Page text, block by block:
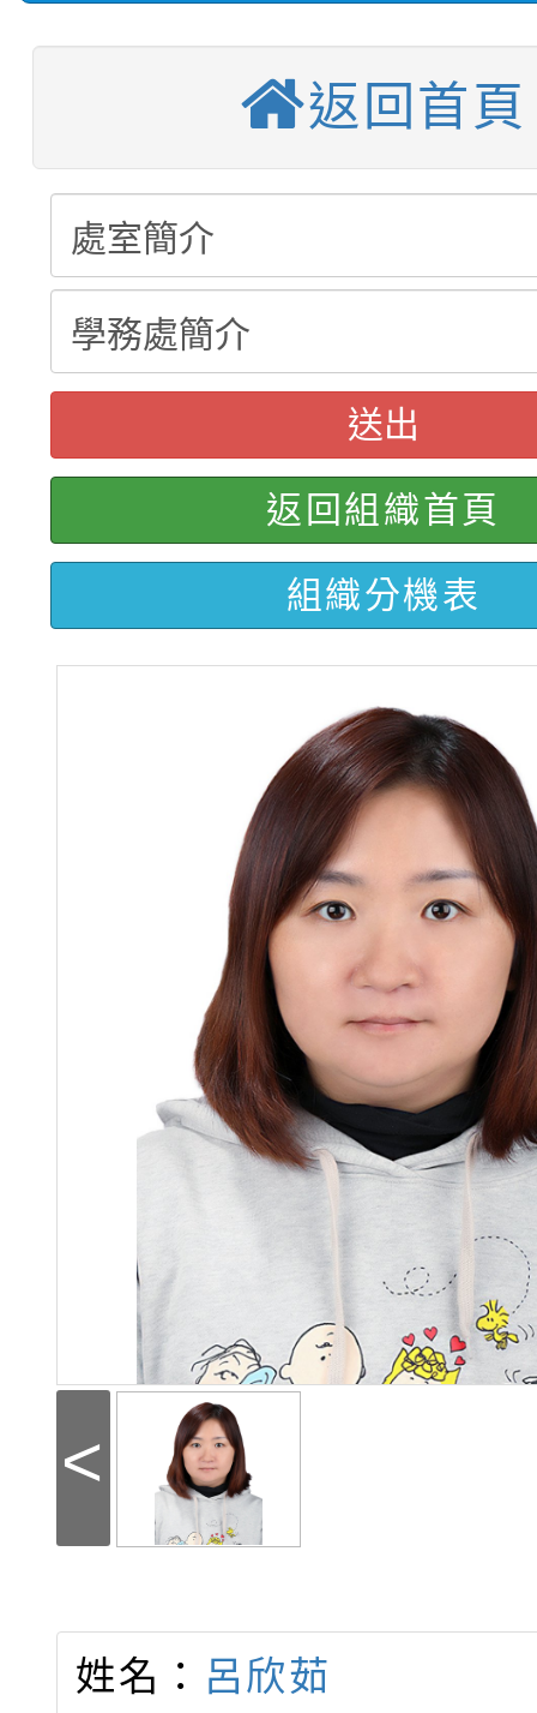
表
敬師藝文競賽』實施計
【甄選結果(第11招)】
學年度第1學期第7次
結果(第11招)
【甄選結果(第3招)】
學年度第1學期第9次代
結果(第3招)
【甄選結果(第4招)】
學年度第1學期第9次代
結果(第4招)
【甄選結果(第12招)】
學年度第1學期第7次代
結果(第12招)
轉知：桃園市115學年
賽及師生本土語及新住
轉知：「桃園市115學
比賽實施要點」
轉知：「115年金融知
轉知臺中市政府政風處
城市手牽手，綠能透明
畫影片一案
轉知：「115學年度全
劇比賽實施要點」及修
轉知：桃園市115年度
敬師藝文競賽』實施計
【甄選結果(第11招)】
學年度第1學期第7次
結果(第11招)
【甄選結果(第3招)】
學年度第1學期第9次
結果(第3招)
返回首頁
送出
返回組織首頁
組織分機表
<
姓名： 呂欣茹